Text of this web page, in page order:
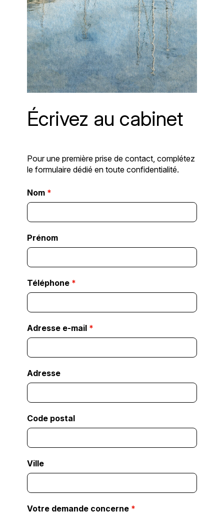
Écrivez au cabinet
Pour une première prise de contact, complétez
le formulaire dédié en toute confidentialité.
Nom *
Prénom
Téléphone *
Adresse e-mail *
Adresse
Code postal
Ville
Votre demande concerne *